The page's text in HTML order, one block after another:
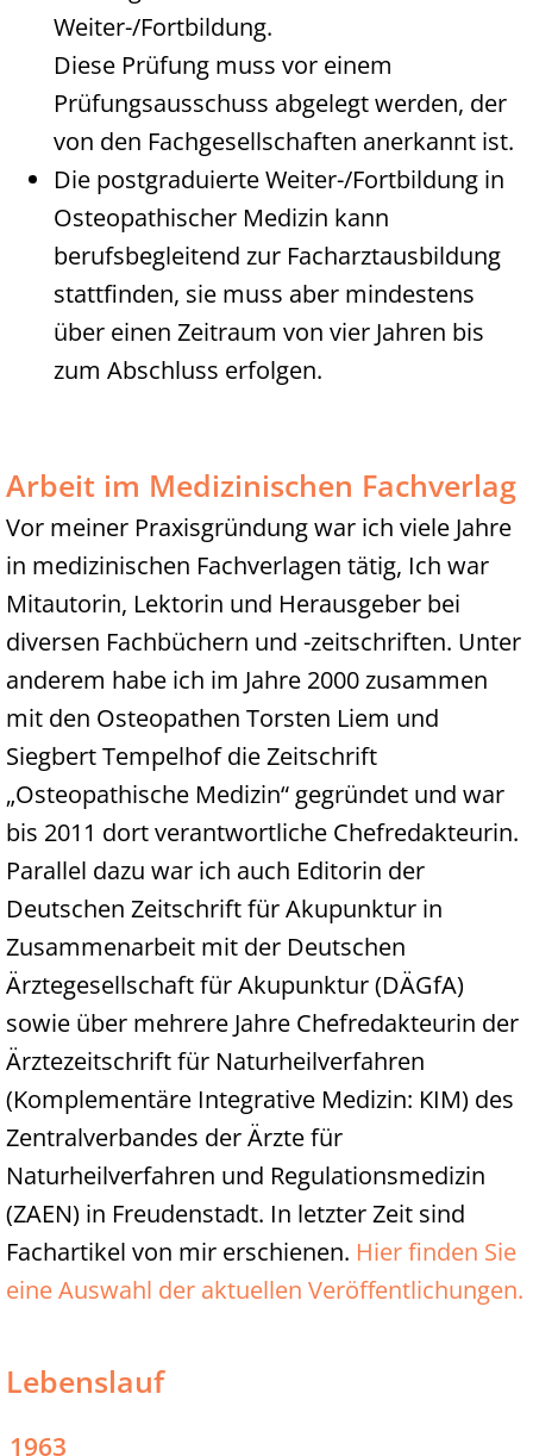
Weiter-/Fortbildung.
Diese Prüfung muss vor einem
Prüfungsausschuss abgelegt werden, der
von den Fachgesellschaften anerkannt ist.
Die postgraduierte Weiter-/Fortbildung in
Osteopathischer Medizin kann
berufsbegleitend zur Facharztausbildung
stattfinden, sie muss aber mindestens
über einen Zeitraum von vier Jahren bis
zum Abschluss erfolgen.
Arbeit im Medizinischen Fachverlag
Vor meiner Praxisgründung war ich viele Jahre
in medizinischen Fachverlagen tätig, Ich war
Mitautorin, Lektorin und Herausgeber bei
diversen Fachbüchern und -zeitschriften. Unter
anderem habe ich im Jahre 2000 zusammen
mit den Osteopathen Torsten Liem und
Siegbert Tempelhof die Zeitschrift
„Osteopathische Medizin“ gegründet und war
bis 2011 dort verantwortliche Chefredakteurin.
Parallel dazu war ich auch Editorin der
Deutschen Zeitschrift für Akupunktur in
Zusammenarbeit mit der Deutschen
Ärztegesellschaft für Akupunktur (DÄGfA)
sowie über mehrere Jahre Chefredakteurin der
Ärztezeitschrift für Naturheilverfahren
(Komplementäre Integrative Medizin: KIM) des
Zentralverbandes der Ärzte für
Naturheilverfahren und Regulationsmedizin
(ZAEN) in Freudenstadt. In letzter Zeit sind
Fachartikel von mir erschienen. Hier finden Sie
eine Auswahl der aktuellen Veröffentlichungen.
Lebenslauf
1963